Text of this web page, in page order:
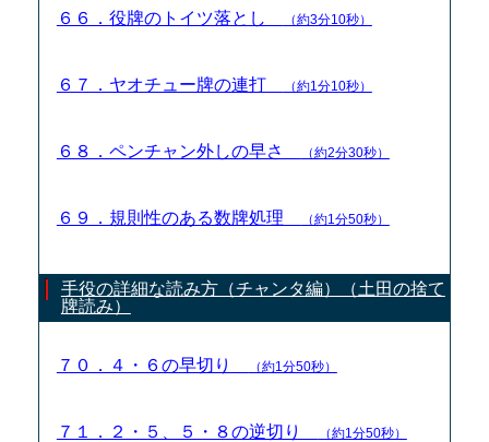
６６．役牌のトイツ落とし （約3分10秒）
６７．ヤオチュー牌の連打 （約1分10秒）
６８．ペンチャン外しの早さ （約2分30秒）
６９．規則性のある数牌処理 （約1分50秒）
手役の詳細な読み方（チャンタ編）（土田の捨て
牌読み）
７０．４・６の早切り （約1分50秒）
７１．２・５、５・８の逆切り （約1分50秒）